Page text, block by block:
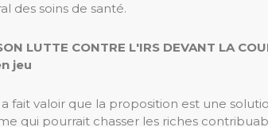
des soins de santé.
LUTTE CONTRE L'IRS DEVANT LA
jeu
fait valoir que la proposition est une
qui pourrait chasser les riches